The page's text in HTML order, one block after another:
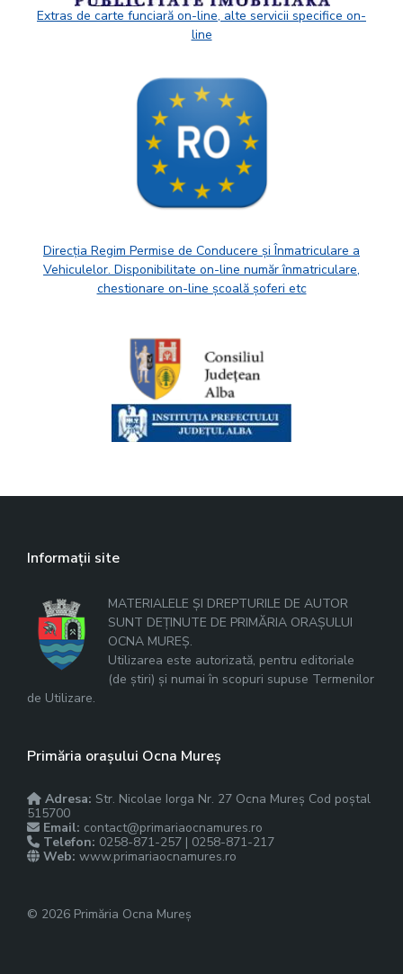
Extras de carte funciară on-line, alte servicii specifice on-
line
Direcția Regim Permise de Conducere și Înmatriculare a
Vehiculelor. Disponibilitate on-line număr înmatriculare,
chestionare on-line școală șoferi etc
Informații site
MATERIALELE ȘI DREPTURILE DE AUTOR
SUNT DEȚINUTE DE PRIMĂRIA ORAȘULUI
OCNA MUREȘ.
Utilizarea este autorizată, pentru editoriale
(de știri) și numai în scopuri supuse Termenilor
de Utilizare.
Primăria orașului Ocna Mureș
Adresa: Str. Nicolae Iorga Nr. 27 Ocna Mureș Cod poștal
515700
Email: contact@primariaocnamures.ro
Telefon: 0258-871-257 | 0258-871-217
Web: www.primariaocnamures.ro
© 2026 Primăria Ocna Mureș